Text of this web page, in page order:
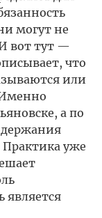
могут не
И вот тут —
что
или
а по
уже
является